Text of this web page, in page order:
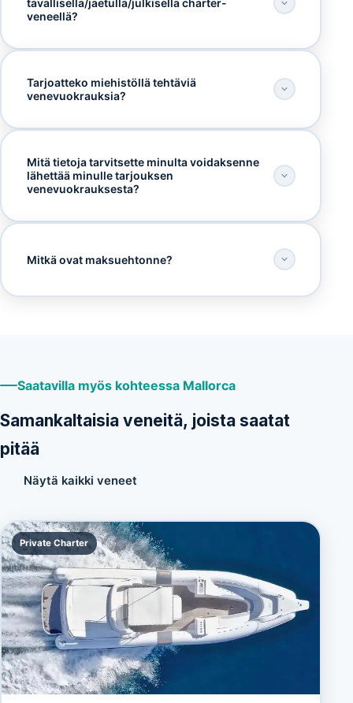
tavallisella/jaetulla/julkisella charter-
veneellä?
Tarjoatteko miehistöllä tehtäviä
venevuokrauksia?
Mitä tietoja tarvitsette minulta voidaksenne
lähettää minulle tarjouksen
venevuokrauksesta?
Mitkä ovat maksuehtonne?
Saatavilla myös kohteessa Mallorca
Samankaltaisia veneitä, joista saatat
pitää
Näytä kaikki veneet
Private Charter